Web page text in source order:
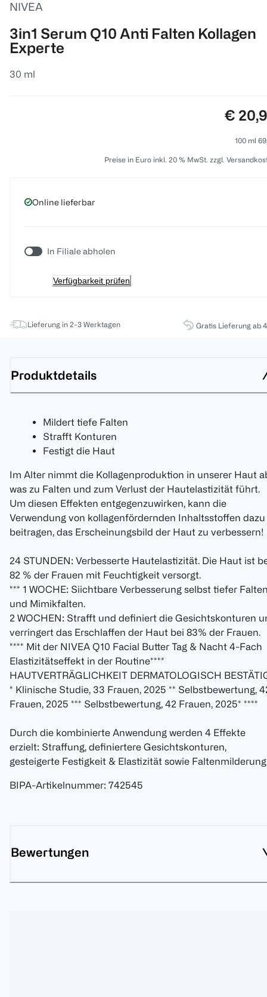
NIVEA
3in1 Serum Q10 Anti Falten Kollagen
Experte
30 ml
Preis:
€
100 ml
Preise in Euro inkl. 20 % MwSt. zzgl.
Online lieferbar
In Filiale abholen
Verfügbarkeit prüfen
Lieferung in 2-3 Werktagen Gratis Lieferung ab
Produktdetails
Mildert tiefe Falten
Strafft Konturen
Festigt die Haut
Im Alter nimmt die Kollagenproduktion in unserer Haut
was zu Falten und zum Verlust der Hautelastizität führt.
Um diesen Effekten entgegenzuwirken, kann die
Verwendung von kollagenfördernden Inhaltsstoffen dazu
beitragen, das Erscheinungsbild der Haut zu verbessern!
24 STUNDEN: Verbesserte Hautelastizität. Die Haut ist
82 % der Frauen mit Feuchtigkeit versorgt.
*** 1 WOCHE: Siichtbare Verbesserung selbst tiefer
und Mimikfalten.
2 WOCHEN: Strafft und definiert die Gesichtskonturen
verringert das Erschlaffen der Haut bei 83% der Frauen.
**** Mit der NIVEA Q10 Facial Butter Tag & Nacht 4-Fach
Elastizitätseffekt in der Routine****
HAUTVERTRÄGLICHKEIT DERMATOLOGISCH
* Klinische Studie, 33 Frauen, 2025 ** Selbstbewertung,
Frauen, 2025 *** Selbstbewertung, 42 Frauen, 2025* ****
Durch die kombinierte Anwendung werden 4 Effekte
erzielt: Straffung, definiertere Gesichtskonturen,
gesteigerte Festigkeit & Elastizität sowie Faltenmilderung
BIPA-Artikelnummer: 742545
Bewertungen